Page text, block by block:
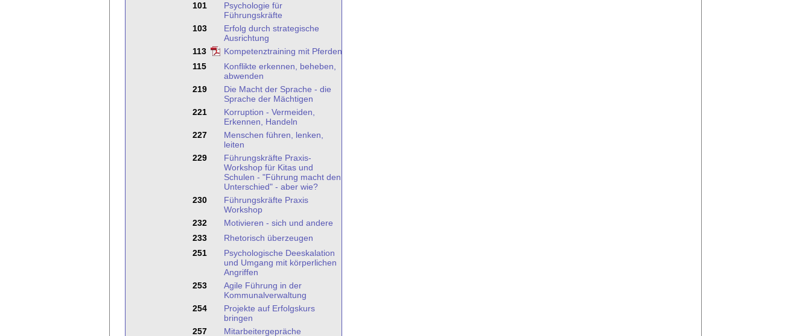
101
Psychologie für
Führungskräfte
103
Erfolg durch strategische
Ausrichtung
113
Kompetenztraining mit Pferden
115
Konflikte erkennen, beheben,
abwenden
219
Die Macht der Sprache - die
Sprache der Mächtigen
221
Korruption - Vermeiden,
Erkennen, Handeln
227
Menschen führen, lenken,
leiten
229
Führungskräfte Praxis-
Workshop für Kitas und
Schulen - "Führung macht den
Unterschied" - aber wie?
230
Führungskräfte Praxis
Workshop
232
Motivieren - sich und andere
233
Rhetorisch überzeugen
251
Psychologische Deeskalation
und Umgang mit körperlichen
Angriffen
253
Agile Führung in der
Kommunalverwaltung
254
Projekte auf Erfolgskurs
bringen
257
Mitarbeitergepräche